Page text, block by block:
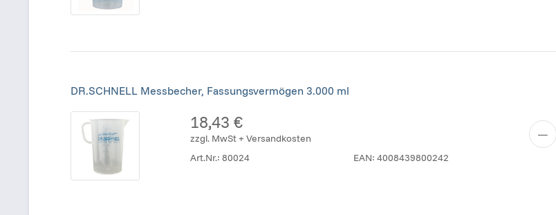
DR.SCHNELL Messbecher, Fassungsvermögen 3.000 ml
18,43 €
zzgl. MwSt + Versandkosten
Art.Nr.:80024 EAN: 4008439800242